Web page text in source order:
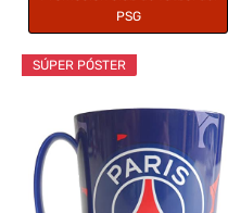
PSG
SÚPER PÓSTER